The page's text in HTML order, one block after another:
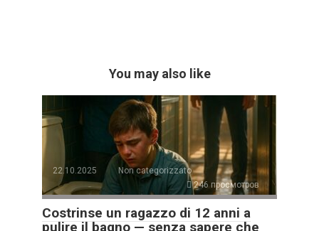
You may also like
22.10.2025
Non categorizzato
246 просмотров
Costrinse un ragazzo di 12 anni a
pulire il bagno — senza sapere che